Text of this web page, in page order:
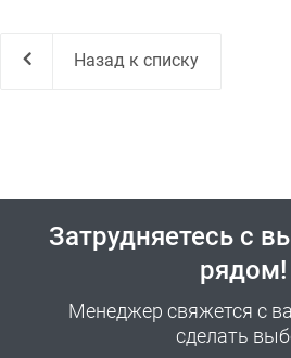
Назад к списку
Затрудняетесь с
рядом!
Менеджер свяжется с
сделать